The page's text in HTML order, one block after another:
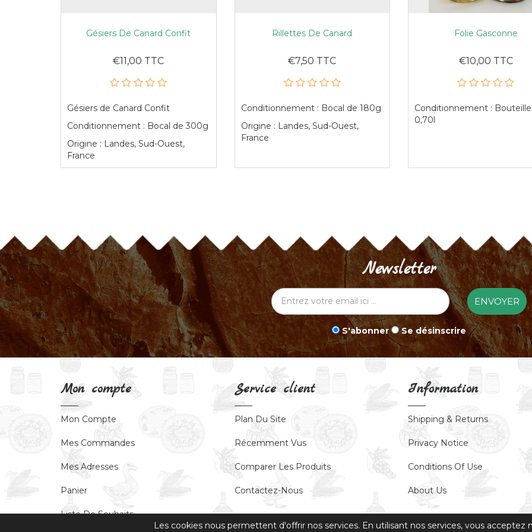
Gésiers De Canard Confit
€11,00 TTC
Gésiers de Canard Confit
Conditionnement : Bocal de 300g
Origine : Landes, Sud-Ouest,
France
Rillettes De Canard
€7,50 TTC
Conditionnement : Bocal de 180g
Origine : Landes, Sud-Ouest,
France
Folie Gasconne
€10,00 TTC
Conditionnement :
0,70l
Newsletter
ENVOYER
S'abonner Se désinscrire
Mon compte
Mon Compte
Mes Commandes
Mes Adresses
Panier
Liste De Souhaits
Service client
Plan Du Site
Récemment Vus
Comparer Les Produits
Contactez-Nous
Information
Shipping & Returns
Privacy Notice
Conditions Of Use
About Us
Les cookies nous permettent d'offrir nos services. En utilisant nos services, vous acceptez